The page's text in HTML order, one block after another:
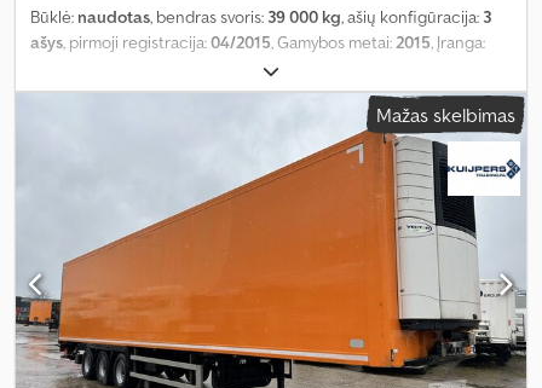
Būklė: naudotas, bendras svoris: 39 000 kg, ašių konfigūracija: 3
ašys, pirmoji registracija:04/2015, Gamybos metai:2015, Įranga:
Mažas skelbimas